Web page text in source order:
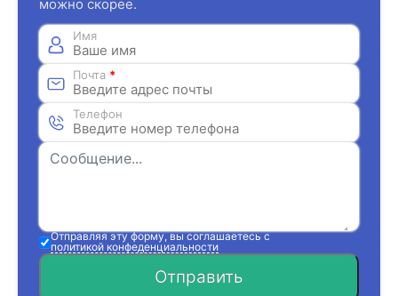
можно скорее.
Имя
Почта *
Телефон
Отправляя эту форму, вы соглашаетесь с
политикой конфеденциальности
Отправить